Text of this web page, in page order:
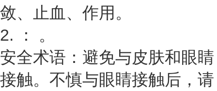
敛、止血、作用。
2. ： 。
安全术语：避免与皮肤和眼睛
接触。不慎与眼睛接触后，请